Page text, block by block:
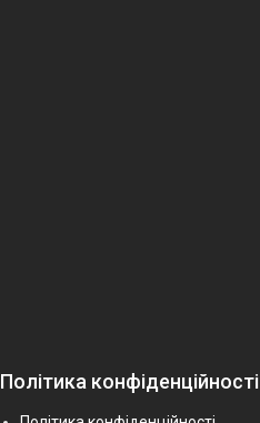
Політика конфіденційності